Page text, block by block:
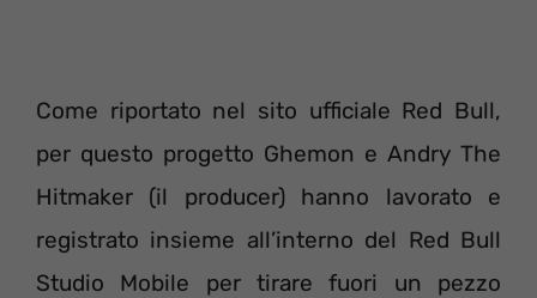
Come riportato nel sito ufficiale Red Bull,
per questo progetto Ghemon e Andry The
Hitmaker (il producer) hanno lavorato e
registrato insieme all’interno del Red Bull
Studio Mobile per tirare fuori un pezzo